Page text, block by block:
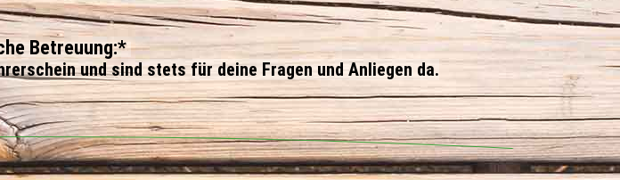
Betreuung:*
und sind stets für deine Fragen und Anliegen da.